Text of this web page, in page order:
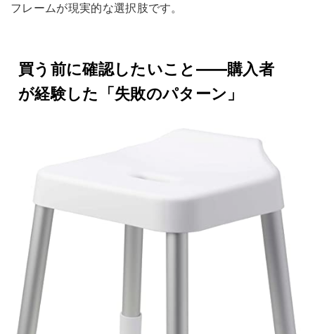
フレームが現実的な選択肢です。
買う前に確認したいこと——購入者
が経験した「失敗のパターン」